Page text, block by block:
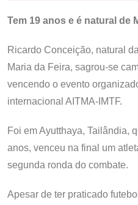
Tem 19 anos e é natural de
Ricardo Conceição, natural
Maria da Feira, sagrou-se
vencendo o evento
internacional AITMA-IMTF.
Foi em Ayutthaya, Tailândia,
anos, venceu na final um
segunda ronda do combate.
Apesar de ter praticado